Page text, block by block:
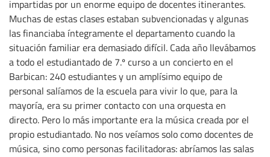
impartidas por un enorme equipo de docentes itinerantes.
Muchas de estas clases estaban subvencionadas y algunas
las financiaba íntegramente el departamento cuando la
situación familiar era demasiado difícil. Cada año llevábamos
a todo el estudiantado de 7.º curso a un concierto en el
Barbican: 240 estudiantes y un amplísimo equipo de
personal salíamos de la escuela para vivir lo que, para la
mayoría, era su primer contacto con una orquesta en
directo. Pero lo más importante era la música creada por el
propio estudiantado. No nos veíamos solo como docentes de
música, sino como personas facilitadoras: abríamos las salas